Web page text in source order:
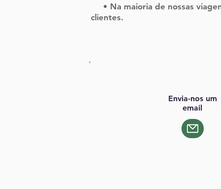
• Na maioria de nossas
clientes.
Envia-nos um
email